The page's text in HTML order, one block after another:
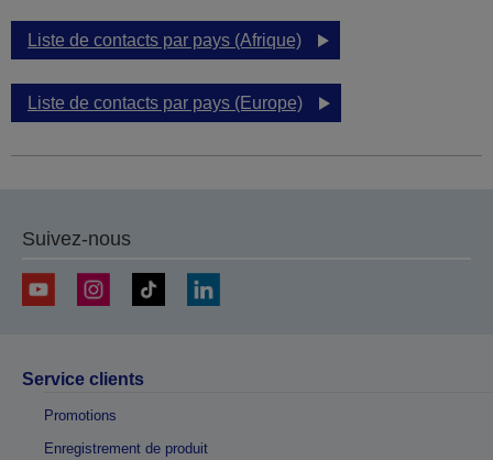
Liste de contacts par pays (Afrique)
Liste de contacts par pays (Europe)
Suivez-nous
Service clients
Promotions
Enregistrement de produit